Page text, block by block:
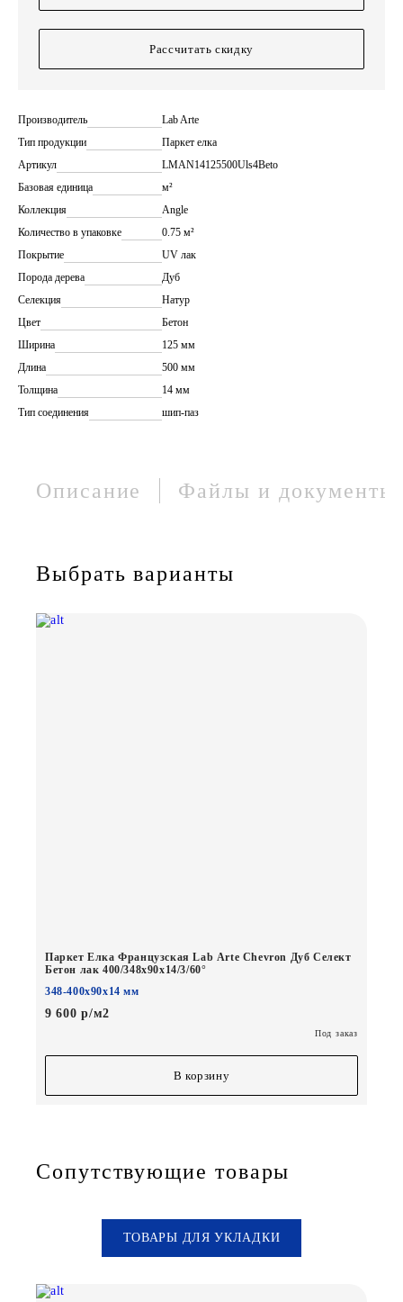
Рассчитать скидку
Производитель
Lab Arte
Тип продукции
Паркет елка
Артикул
LMAN14125500Uls4Beto
Базовая единица
м²
Коллекция
Angle
Количество в упаковке
0.75 м²
Покрытие
UV лак
Порода дерева
Дуб
Селекция
Натур
Цвет
Бетон
Ширина
125 мм
Длина
500 мм
Толщина
14 мм
Тип соединения
шип-паз
Описание Файлы и документы
Выбрать варианты
Паркет Елка Французская Lab Arte Chevron Дуб Селект
Бетон лак 400/348х90х14/3/60°
348-400х90х14 мм
9 600 р/м2
Под заказ
В корзину
Сопутствующие товары
ТОВАРЫ ДЛЯ УКЛАДКИ